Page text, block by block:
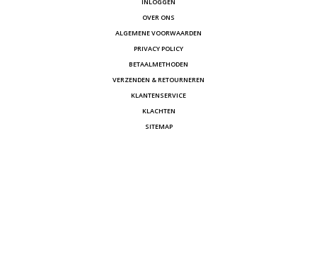
INLOGGEN
OVER ONS
ALGEMENE VOORWAARDEN
PRIVACY POLICY
BETAALMETHODEN
VERZENDEN & RETOURNEREN
KLANTENSERVICE
KLACHTEN
SITEMAP